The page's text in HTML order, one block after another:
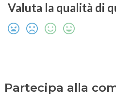
Valuta la qualità di
Partecipa alla